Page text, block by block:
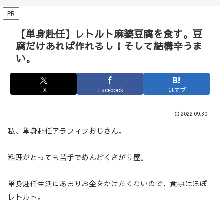
PR
【単身赴任】レトルト麻婆豆腐を食す。豆
腐だけあれば作れるし！そして結構辛うま
い。
X Facebook はてブ
2022.09.30
私、単身赴任アラフィフおじさん。
料理がとっても苦手でめんどくさがり屋。
単身赴任生活にあまりお金をかけたくないので、食事はほぼ
レトルト。